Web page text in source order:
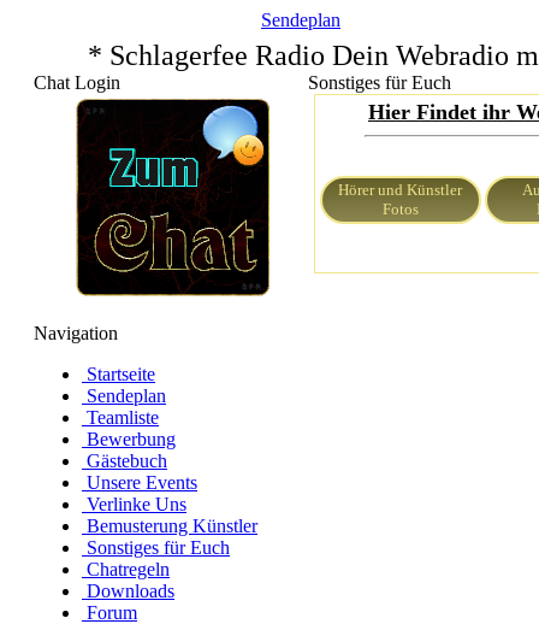
Sendeplan
* Schlagerfee Radio Dein Webradio
Chat Login
Navigation
Startseite
Sendeplan
Teamliste
Bewerbung
Gästebuch
Unsere Events
Verlinke Uns
Bemusterung Künstler
Sonstiges für Euch
Chatregeln
Downloads
Forum
Sonstiges für Euch
Hier Findet ihr
Hörer und Künstler
Fotos